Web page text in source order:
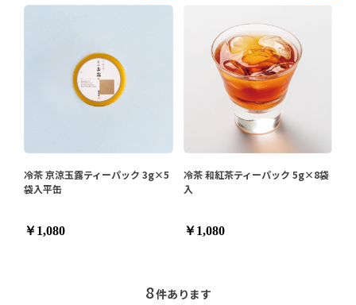
冷茶 京涼玉露ティーパック 3g×5
袋入平缶
￥1,080
冷茶 和紅茶ティーパック 5g×8袋
入
￥1,080
8件あります